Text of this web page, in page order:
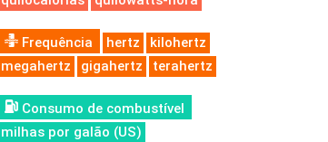
Frequência hertz
kilohertz
megahertz
gigahertz terahertz
Consumo de combustível
milhas por galão (US)